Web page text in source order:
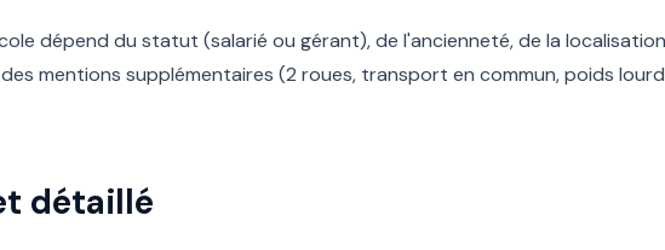
dépend du statut (salarié ou gérant), de l'ancienneté, de la
mentions supplémentaires (2 roues, transport en commun, poids
détaillé